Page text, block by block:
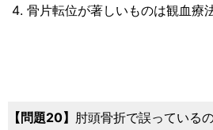
骨片転位が著しいものは観血療
問題20 肘頭骨折で誤っている